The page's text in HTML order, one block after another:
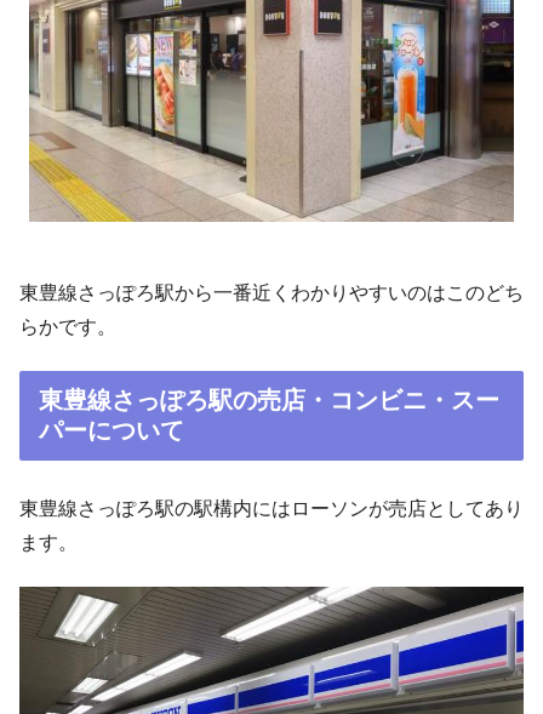
東豊線さっぽろ駅から一番近くわかりやすいのはこのどち
らかです。
東豊線さっぽろ駅の売店・コンビニ・スー
パーについて
東豊線さっぽろ駅の駅構内にはローソンが売店としてあり
ます。